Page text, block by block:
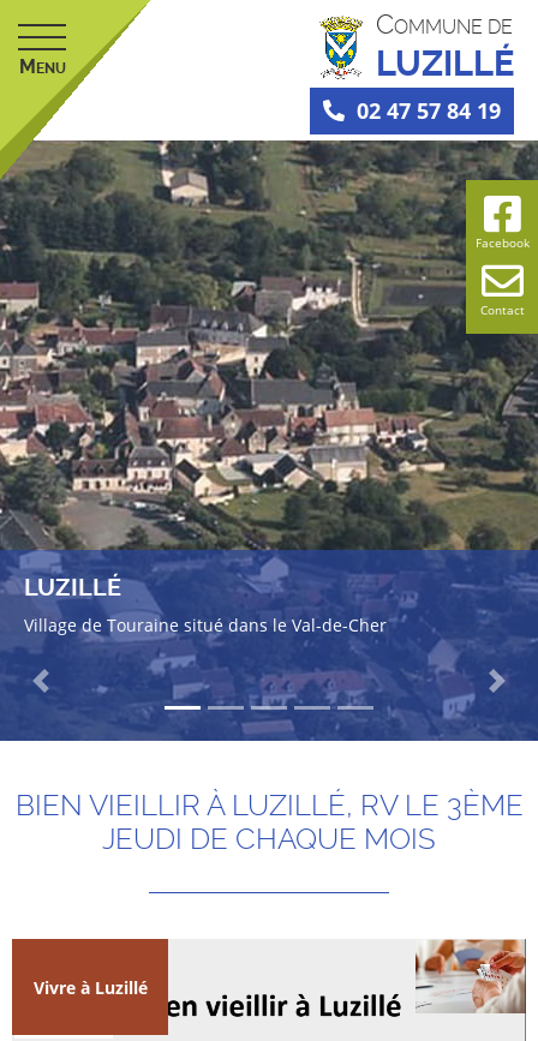
Facebook
Contact
M ENU
COMMUNE DE
LUZILLÉ
02 47 57 84 19
LUZILLÉ
Village de Touraine situé dans le Val-de-Cher
Previous Next
BIEN VIEILLIR À LUZILLÉ, RV LE 3ÈME
JEUDI DE CHAQUE MOIS
Vivre à Luzillé